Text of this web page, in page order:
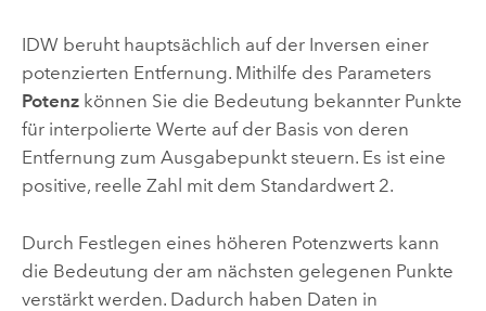
IDW beruht hauptsächlich auf der Inversen einer
potenzierten Entfernung. Mithilfe des Parameters
Potenzkönnen Sie die Bedeutung bekannter Punkte
für interpolierte Werte auf der Basis von deren
Entfernung zum Ausgabepunkt steuern. Es ist eine
positive, reelle Zahl mit dem Standardwert 2.
Durch Festlegen eines höheren Potenzwerts kann
die Bedeutung der am nächsten gelegenen Punkte
verstärkt werden. Dadurch haben Daten in